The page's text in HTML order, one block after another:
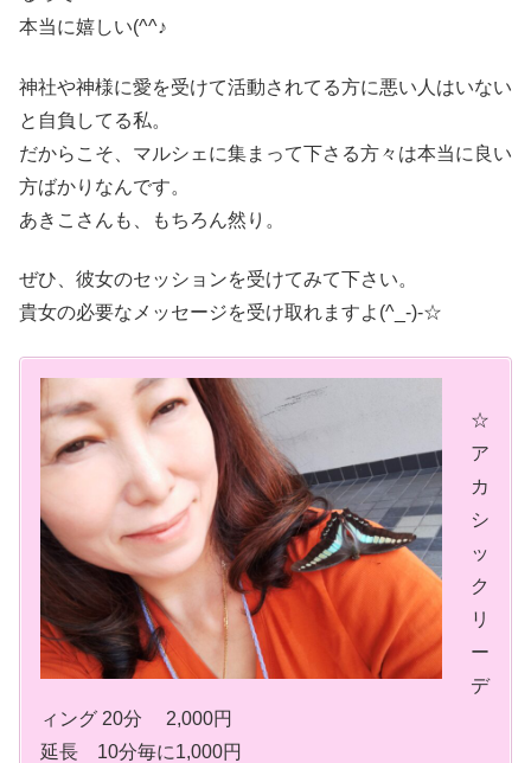
本当に嬉しい(^^♪
神社や神様に愛を受けて活動されてる方に悪い人はいない
と自負してる私。
だからこそ、マルシェに集まって下さる方々は本当に良い
方ばかりなんです。
あきこさんも、もちろん然り。
ぜひ、彼女のセッションを受けてみて下さい。
貴女の必要なメッセージを受け取れますよ(^_-)-☆
☆
ア
カ
シ
ッ
ク
リ
ー
デ
ィング 20分 2,000円
延長 10分毎に1,000円